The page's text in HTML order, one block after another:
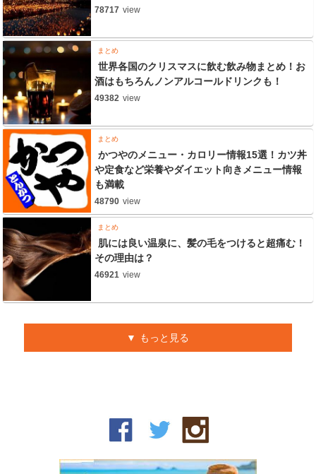
78717 view
まとめ
世界各国のクリスマスに飲む飲み物まとめ！お
酒はもちろんノンアルコールドリンクも！
49382 view
まとめ
かつやのメニュー・カロリー情報15選！カツ丼
や定食など栄養やダイエット向きメニュー情報
も満載
48790 view
まとめ
肌には良い温泉に、髪の毛をつけると超痛む！
その理由は？
46921 view
もっと見る